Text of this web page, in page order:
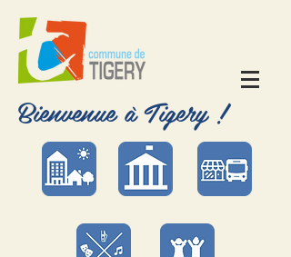
Bienvenue à Tigery !